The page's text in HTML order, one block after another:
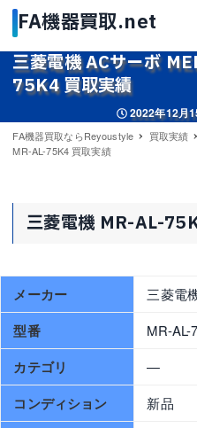
三菱電機 ACサーボ
75K4 買取実績
投稿日
2022年12月
FA機器買取ならReyoustyle 買取実績
MR-AL-75K4 買取実績
三菱電機 MR-AL-
メーカー 三菱電
型番 MR-AL-
カテゴリ —
コンディション 新品